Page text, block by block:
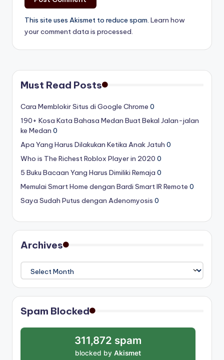
This site uses Akismet to reduce spam. Learn how
your comment data is processed.
Must Read Posts
Cara Memblokir Situs di Google Chrome 0
190+ Kosa Kata Bahasa Medan Buat Bekal Jalan-jalan
ke Medan 0
Apa Yang Harus Dilakukan Ketika Anak Jatuh 0
Who is The Richest Roblox Player in 2020 0
5 Buku Bacaan Yang Harus Dimiliki Remaja 0
Memulai Smart Home dengan Bardi Smart IR Remote 0
Saya Sudah Putus dengan Adenomyosis 0
Archives
Spam Blocked
311,872 spam
blocked by Akismet